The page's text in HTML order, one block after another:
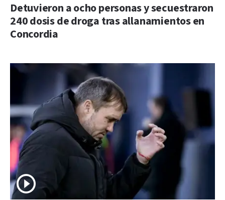
Detuvieron a ocho personas y secuestraron
240 dosis de droga tras allanamientos en
Concordia